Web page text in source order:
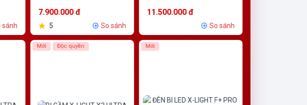
sánh
7.900.000 đ
5 So sánh
11.500.000 đ
So sánh
Mới Độc quyền Mới